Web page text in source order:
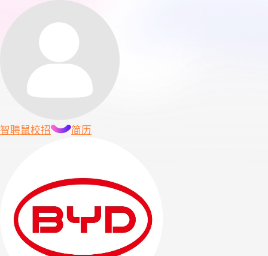
智聘鼠校招 简历